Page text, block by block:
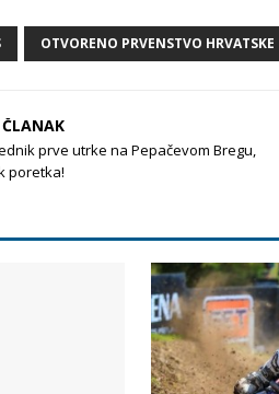
OTVORENO PRVENSTVO HRVATSKE
prve utrke na Pepačevom Bregu,
poretka!